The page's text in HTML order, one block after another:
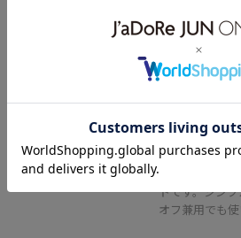
60%OFF
ROPÉ PICNIC
22mmスリ
ルト
レビュー
トです。シン
オフ兼用でも使